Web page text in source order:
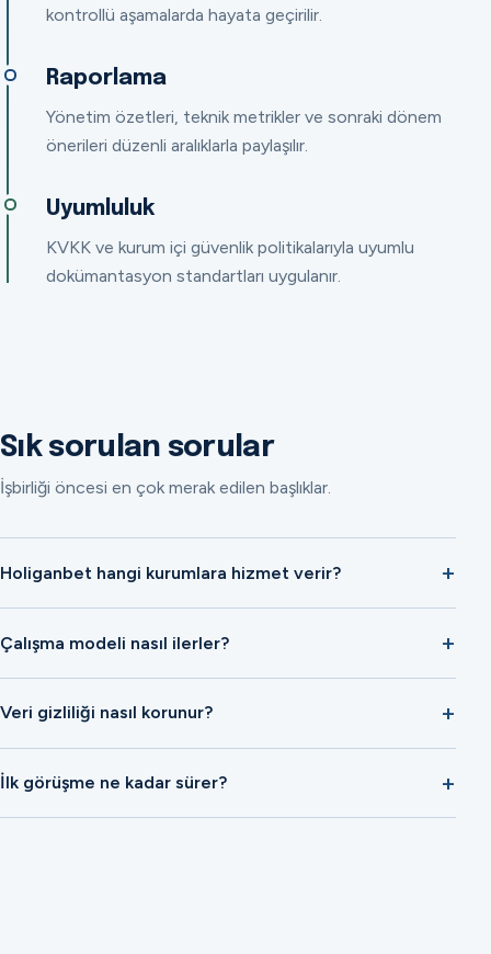
kontrollü aşamalarda hayata geçirilir.
Raporlama
Yönetim özetleri, teknik metrikler ve sonraki dönem
önerileri düzenli aralıklarla paylaşılır.
Uyumluluk
KVKK ve kurum içi güvenlik politikalarıyla uyumlu
dokümantasyon standartları uygulanır.
Sık sorulan sorular
İşbirliği öncesi en çok merak edilen başlıklar.
Holiganbet hangi kurumlara hizmet verir?
Çalışma modeli nasıl ilerler?
Veri gizliliği nasıl korunur?
İlk görüşme ne kadar sürer?